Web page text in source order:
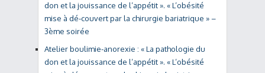
don et la jouissance de l’appétit ». « L’obésité
mise à dé-couvert par la chirurgie bariatrique » –
3ème soirée
Atelier boulimie-anorexie : « La pathologie du
don et la jouissance de l’appétit ». « L’obésité